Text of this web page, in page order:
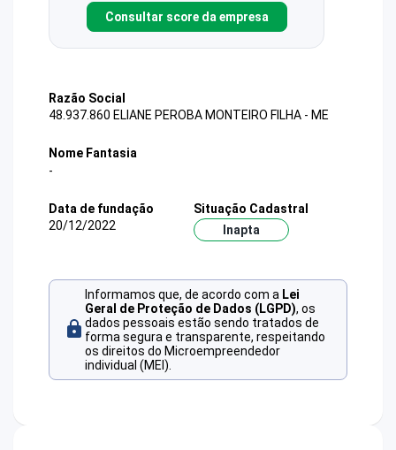
Consultar score da empresa
Razão Social
48.937.860 ELIANE PEROBA MONTEIRO FILHA - ME
Nome Fantasia
-
Data de fundação
20/12/2022
Situação Cadastral
Inapta
Informamos que, de acordo com a Lei
Geral de Proteção de Dados (LGPD), os
dados pessoais estão sendo tratados de
forma segura e transparente, respeitando
os direitos do Microempreendedor
individual (MEI).